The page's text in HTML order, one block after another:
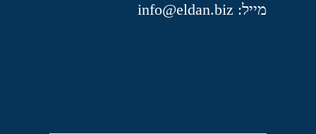
מייל: info@eldan.biz